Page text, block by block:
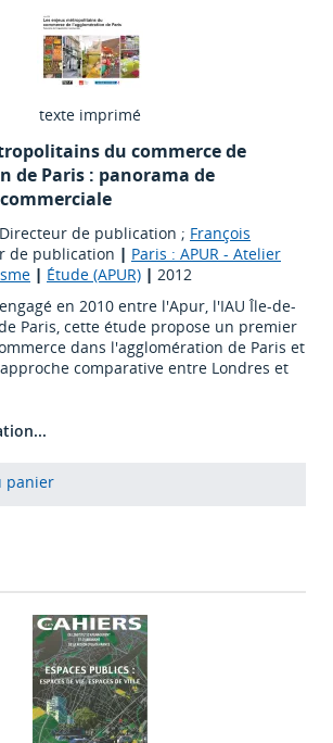
texte imprimé
du commerce de
de Paris : panorama de
de publication ; François
de publication | Paris : APUR - Atelier
| Étude (APUR) | 2012
en 2010 entre l'Apur, l'IAU Île-de-
Paris, cette étude propose un premier
dans l'agglomération de Paris et
comparative entre Londres et
panier